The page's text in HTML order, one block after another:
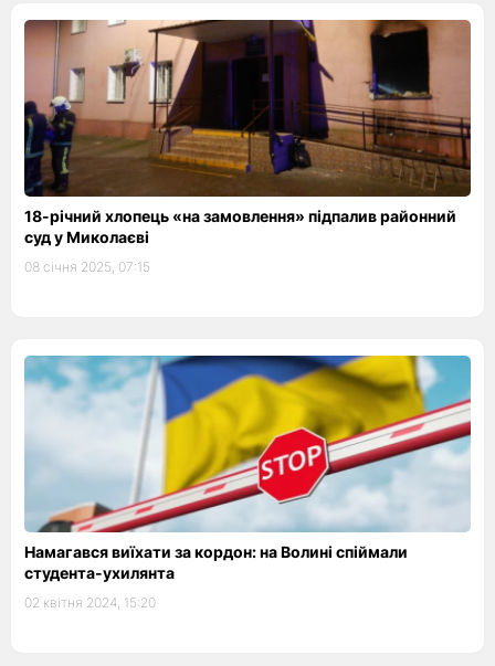
18-річний хлопець «на замовлення» підпалив районний
суд у Миколаєві
08 січня 2025, 07:15
Намагався виїхати за кордон: на Волині спіймали
студента-ухилянта
02 квітня 2024, 15:20